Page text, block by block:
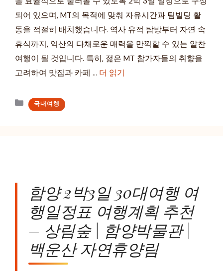
되어 있으며, MT의 목적에 맞춰 자유시간과 팀빌딩 활
동을 적절히 배치했습니다. 역사 유적 탐방부터 자연 속
휴식까지, 익산의 다채로운 매력을 만끽할 수 있는 알찬
여행이 될 것입니다. 특히, 젊은 MT 참가자들의 취향을
고려하여 맛집과 카페 … 더 읽기
카
테
국내여행
함양 2박3일 30대여행 여
행일정표 여행계획 추천
– 상림숲 | 함양박물관 |
백운산 자연휴양림